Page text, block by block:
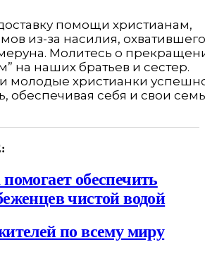
помощи христианам,
из-за насилия, охватившего
Молитесь о
на наших братьев и сестер.
молодые христианки
обеспечивая себя и свои
обеспечить
чистой водой
по всему миру